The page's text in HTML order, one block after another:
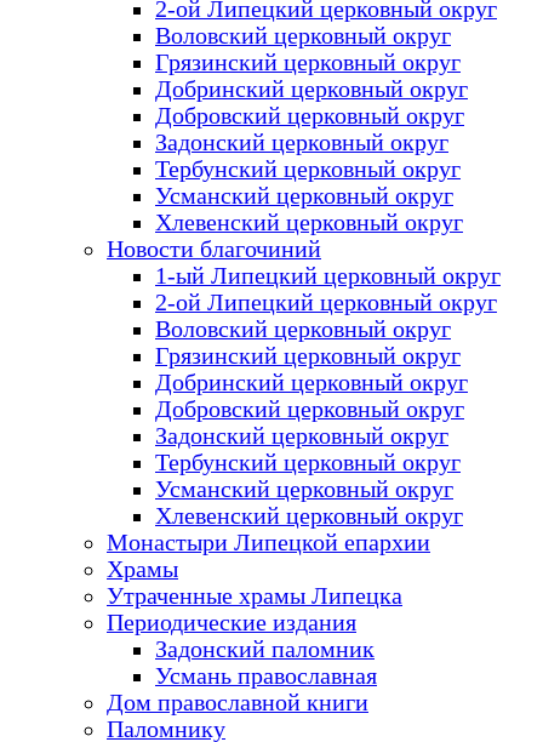
2-ой Липецкий церковный округ
Воловский церковный округ
Грязинский церковный округ
Добринский церковный округ
Добровский церковный округ
Задонский церковный округ
Тербунский церковный округ
Усманский церковный округ
Хлевенский церковный округ
Новости благочиний
1-ый Липецкий церковный округ
2-ой Липецкий церковный округ
Воловский церковный округ
Грязинский церковный округ
Добринский церковный округ
Добровский церковный округ
Задонский церковный округ
Тербунский церковный округ
Усманский церковный округ
Хлевенский церковный округ
Монастыри Липецкой епархии
Храмы
Утраченные храмы Липецка
Периодические издания
Задонский паломник
Усмань православная
Дом православной книги
Паломнику